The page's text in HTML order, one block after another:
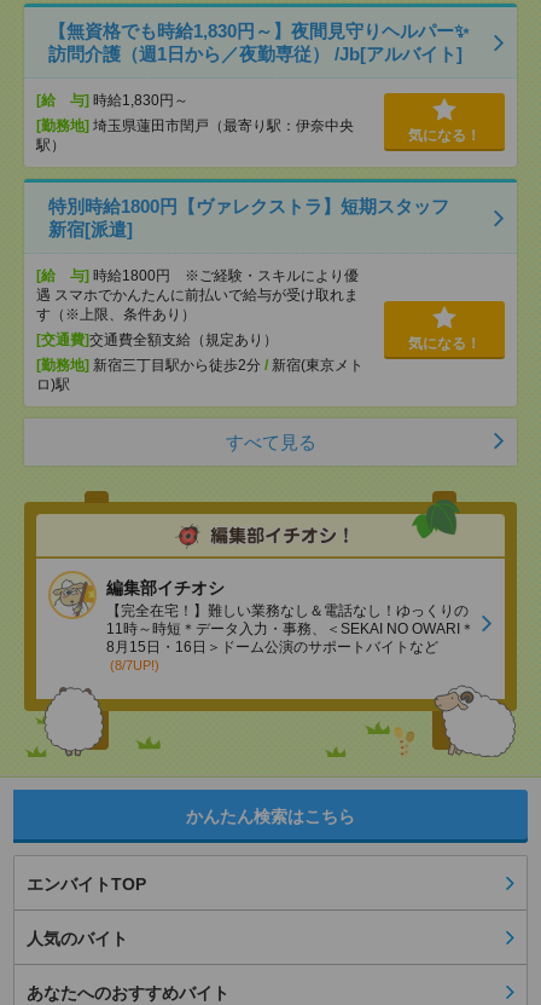
【無資格でも時給1,830円～】夜間見守りヘルパー✨
訪問介護（週1日から／夜勤専従） /Jb[アルバイト]
[給 与] 時給1,830円～
[勤務地] 埼玉県蓮田市閏戸（最寄り駅：伊奈中央
駅）
気になる！
特別時給1800円【ヴァレクストラ】短期スタッフ
新宿[派遣]
[給 与] 時給1800円 ※ご経験・スキルにより優
遇 スマホでかんたんに前払いで給与が受け取れま
す（※上限、条件あり）
[交通費]交通費全額支給（規定あり）
[勤務地] 新宿三丁目駅から徒歩2分 / 新宿(東京メト
ロ)駅
気になる！
すべて見る
編集部イチオシ
【完全在宅！】難しい業務なし＆電話なし！ゆっくりの
11時～時短＊データ入力・事務、＜SEKAI NO OWARI＊
8月15日・16日＞ドーム公演のサポートバイトなど
(8/7UP!)
かんたん検索はこちら
エンバイトTOP
人気のバイト
あなたへのおすすめバイト